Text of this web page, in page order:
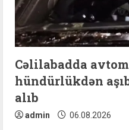
Cəlilabadda
hündürlükdən
alıb
admin 06.08.2026